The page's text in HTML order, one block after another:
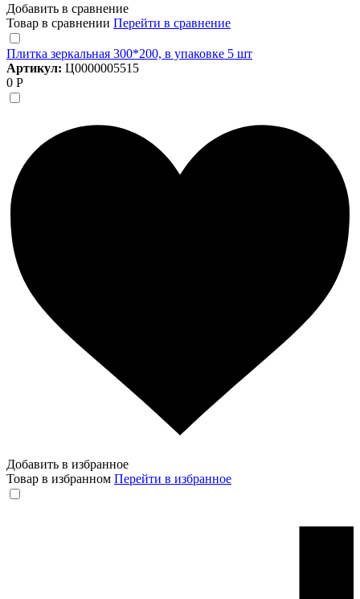
Добавить в сравнение
Товар в сравнении Перейти в сравнение
Плитка зеркальная 300*200, в упаковке 5 шт
Артикул: Ц0000005515
0 Р
Добавить в избранное
Товар в избранном Перейти в избранное